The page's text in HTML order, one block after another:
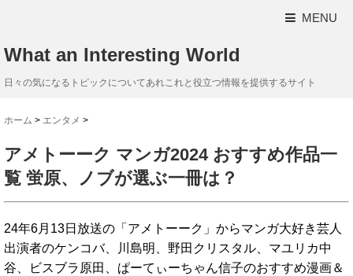
MENU
What an Interesting World
日々の気になるトピックについてあれこれと役立つ情報を提供するサイト
ホーム > エンタメ >
アメトーーク マンガ2024 おすすめ作品一
覧 蛍原、ノブが選ぶ一冊は？
24年6月13日放送の「アメトーーク」からマンガ大好き芸人
出演者のケンコバ、川島明、野田クリスタル、マユリカ中
谷、ビスブラ原田、ぱーてぃーちゃん信子のおすすめ漫画＆